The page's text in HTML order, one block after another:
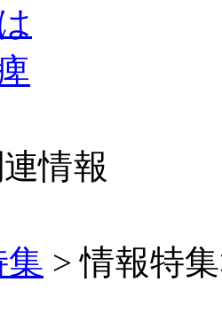
情報
集 > 情報特